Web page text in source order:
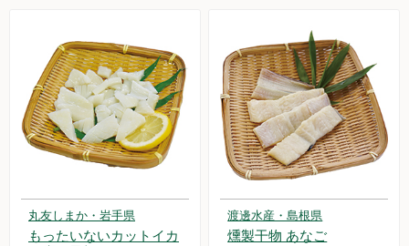
粉・餅
健康応援グッズ
石けん・生活用品
丸友しまか・岩手県
もったいないカットイカ
渡邊水産・島根県
燻製干物 あなご